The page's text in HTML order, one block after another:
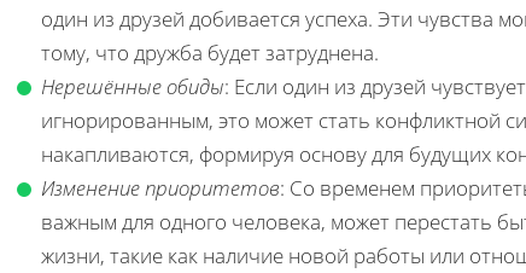
один из друзей добивается успеха. Эти чувства
тому, что дружба будет затруднена.
Нерешённые обиды: Если один из друзей
игнорированным, это может стать конфликтной
накапливаются, формируя основу для будущих
Изменение приоритетов: Со временем
важным для одного человека, может перестать
жизни, такие как наличие новой работы или